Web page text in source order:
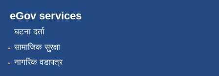
eGov services
घटना दर्ता
सामाजिक सुरक्षा
नागरिक वडापत्र